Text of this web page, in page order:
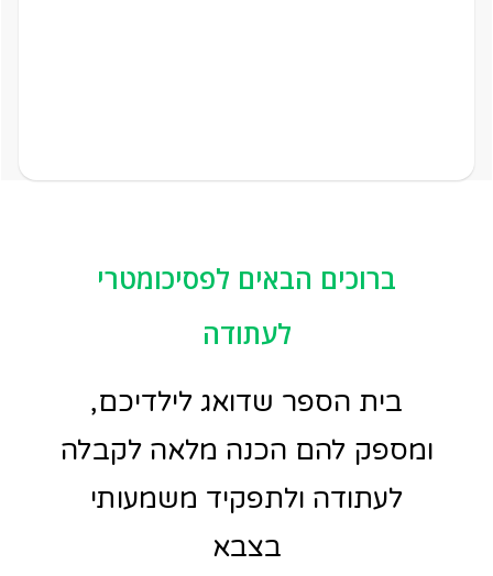
ברוכים הבאים לפסיכומטרי
לעתודה
בית הספר שדואג לילדיכם,
ומספק להם הכנה מלאה לקבלה
לעתודה ולתפקיד משמעותי
בצבא